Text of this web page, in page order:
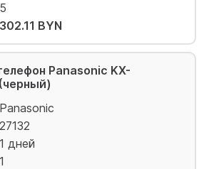
5
302.11 BYN
Panasonic KX-
Panasonic
27132
1 дней
1